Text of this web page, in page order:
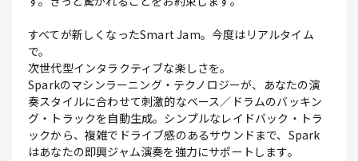
すべてが新しくなったSmart Jam。今度はリアルタイム
で。
次世代型インタラクティブな楽しさを。
Sparkのマシンラーニング・テクノロジーが、あなたの演
奏スタイルに合わせて刺激的なベース／ドラムのバッキン
グ・トラックを自動生成。シンプルなレイドバック・トラ
ックから、複雑でドライブ感のあるサウンドまで、Spark
はあなたの即興ジャム演奏を強力にサポートします。